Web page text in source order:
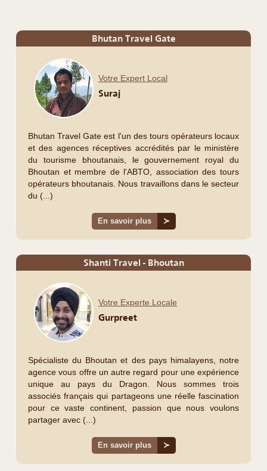
Bhutan Travel Gate
Votre Expert Local
Suraj
Bhutan Travel Gate est l'un des tours opérateurs locaux
et des agences réceptives accrédités par le ministère
du tourisme bhoutanais, le gouvernement royal du
Bhoutan et membre de l'ABTO, association des tours
opérateurs bhoutanais. Nous travaillons dans le secteur
du (...)
En savoir plus ≻
Shanti Travel - Bhoutan
Votre Experte Locale
Gurpreet
Spécialiste du Bhoutan et des pays himalayens, notre
agence vous offre un autre regard pour une expérience
unique au pays du Dragon. Nous sommes trois
associés français qui partageons une réelle fascination
pour ce vaste continent, passion que nous voulons
partager avec (...)
En savoir plus ≻